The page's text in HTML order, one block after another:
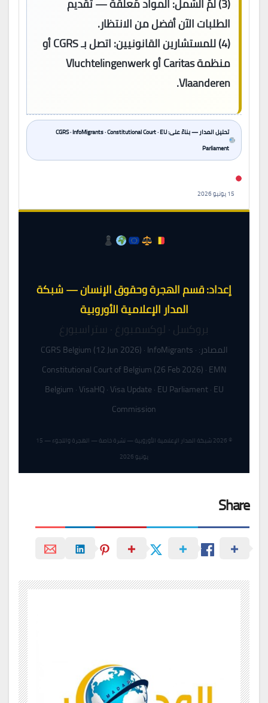
الطلبات الآن أفضل من الانتظار.
(4) للمستشارين القانونيين:
اتصل بـ CGRS أو
منظمة Caritas أو Vluchtelingenwerk
Vlaanderen.
تحليل المدار — بناءً على: CGRS · InfoMigrants · Constitutional Court · EU
Parliament
إعداد: قسم الهجرة وحقوق الإنسان — شبكة
المدار الإعلامية الأوروبية
بروكسل · لوكسمبورغ · ستراسبورغ
المصادر: CGRS Belgium (12 Jun 2026) · InfoMigrants ·
Constitutional Court of Belgium (26 Feb 2026) · EMN
Belgium · VisaHQ · Visa Update · EU Parliament · EU
Commission
© 2026 شبكة المدار الإعلامية الأوروبية — نشرة خاصة — الهجرة واللجوء — 15
يونيو 2026
Share